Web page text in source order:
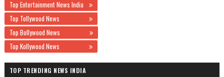
Top Entertainment News India
Top Tollywood News
Top Bollywood News
Top Kollywood News
TOP TRENDING NEWS INDIA